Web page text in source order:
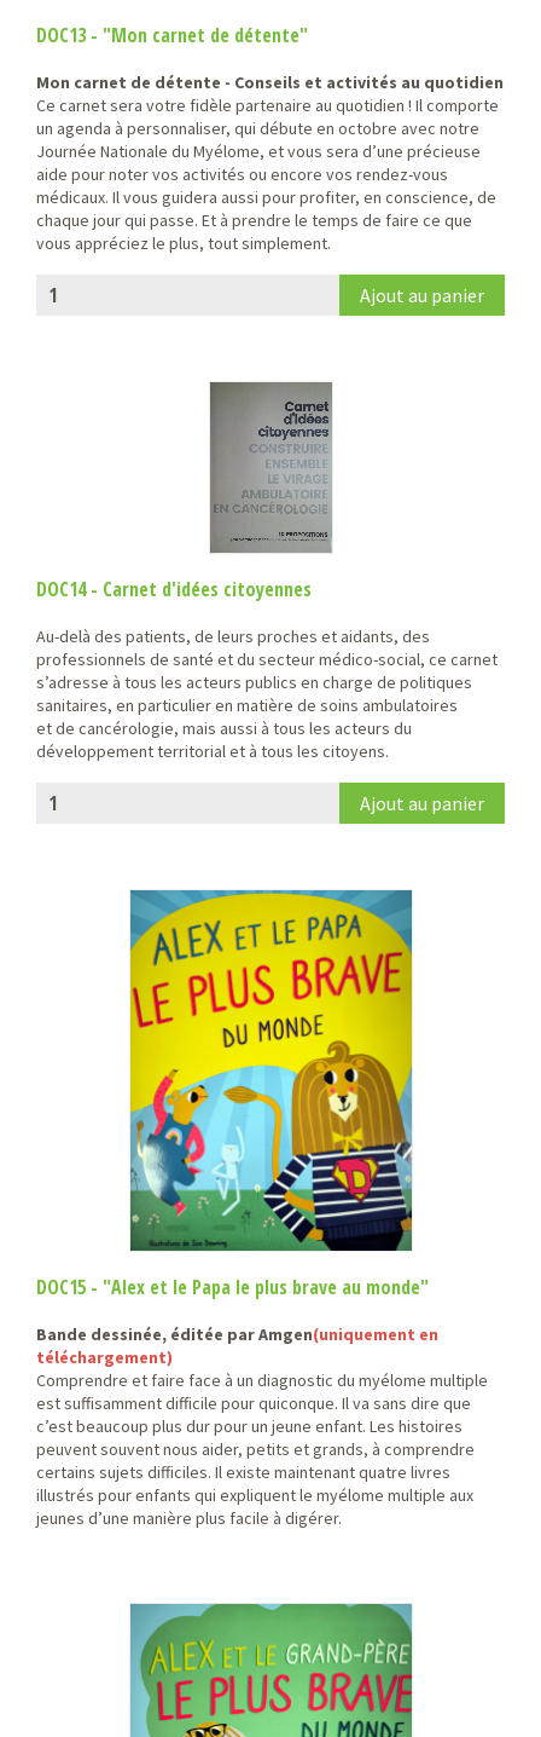
DOC13 - "Mon carnet de détente"
Mon carnet de détente - Conseils et activités au quotidien
Ce carnet sera votre fidèle partenaire au quotidien ! Il comporte
un agenda à personnaliser, qui débute en octobre avec notre
Journée Nationale du Myélome, et vous sera d’une précieuse
aide pour noter vos activités ou encore vos rendez-vous
médicaux. Il vous guidera aussi pour profiter, en conscience, de
chaque jour qui passe. Et à prendre le temps de faire ce que
vous appréciez le plus, tout simplement.
DOC14 - Carnet d'idées citoyennes
Au-delà des patients, de leurs proches et aidants, des
professionnels de santé et du secteur médico-social, ce carnet
s’adresse à tous les acteurs publics en charge de politiques
sanitaires, en particulier en matière de soins ambulatoires
et de cancérologie, mais aussi à tous les acteurs du
développement territorial et à tous les citoyens.
DOC15 - "Alex et le Papa le plus brave au monde"
Bande dessinée, éditée par Amgen(uniquement en
téléchargement)
Comprendre et faire face à un diagnostic du myélome multiple
est suffisamment difficile pour quiconque. Il va sans dire que
c’est beaucoup plus dur pour un jeune enfant. Les histoires
peuvent souvent nous aider, petits et grands, à comprendre
certains sujets difficiles. Il existe maintenant quatre livres
illustrés pour enfants qui expliquent le myélome multiple aux
jeunes d’une manière plus facile à digérer.